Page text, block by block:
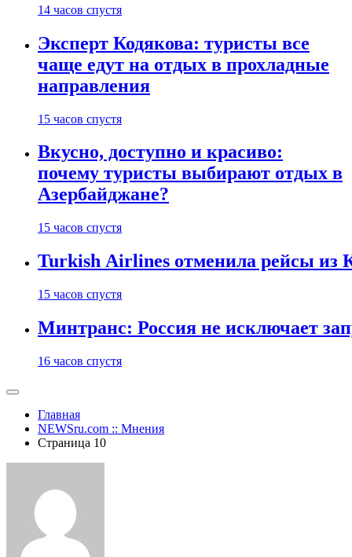
14 часов спустя
Эксперт Кодякова: туристы все
чаще едут на отдых в прохладные
направления
15 часов спустя
Вкусно, доступно и красиво:
почему туристы выбирают отдых в
Азербайджане?
15 часов спустя
Turkish Airlines отменила рейсы из
15 часов спустя
Минтранс: Россия не исключает
16 часов спустя
Главная
NEWSru.com :: Мнения
Страница 10